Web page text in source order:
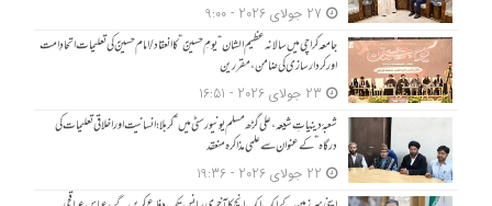
27 جولای 2026 - 9:00
جامعہ کراچی میں سالانہ عظیم الشان “یومِ حسینؑ” کا انعقاد/امام حسینؑ کی تعلیمات اتحادِ امت
اور کردار سازی کی ضامن، مقررین
23 جولای 2026 - 16:51
شعبۂ دینیاتِ شیعہ، علی گڑھ مسلم یونیورسٹی میں “کربلا؛ انسانیت اور اخلاقی تعلیمات کی
درگاہ” کے عنوان سے علمی مذاکرہ منعقد
22 جولای 2026 - 19:36